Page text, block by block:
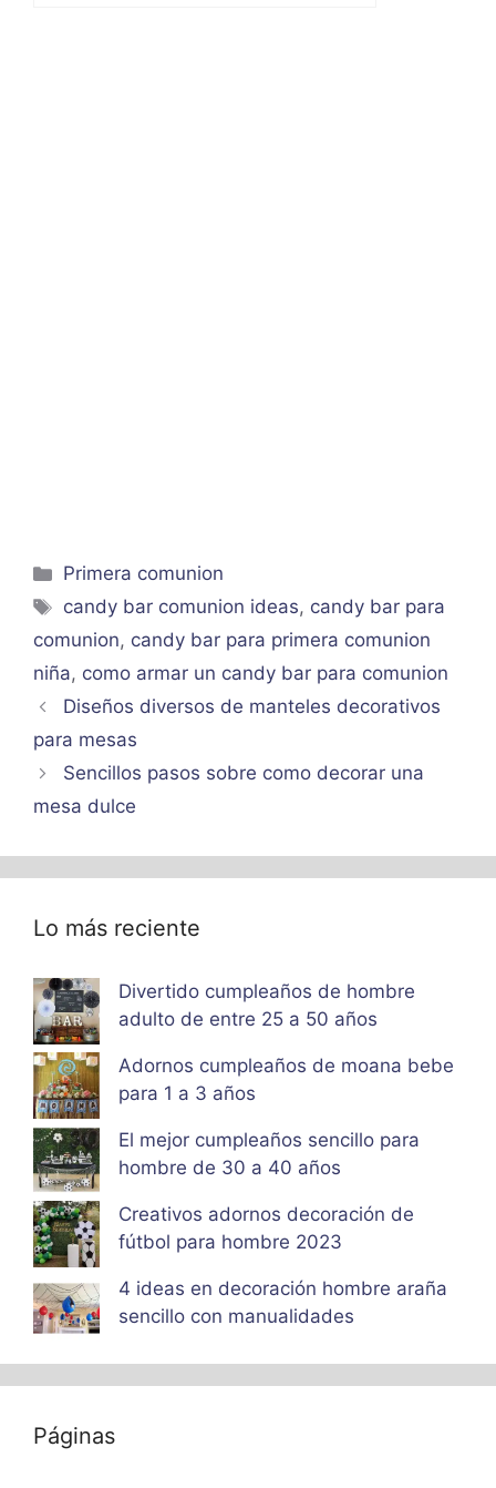
Categorías
Primera comunion
Etiquetas
candy bar comunion ideas, candy bar para
comunion, candy bar para primera comunion
niña, como armar un candy bar para comunion
Diseños diversos de manteles decorativos
para mesas
Sencillos pasos sobre como decorar una
mesa dulce
Lo más reciente
Divertido cumpleaños de hombre
adulto de entre 25 a 50 años
Adornos cumpleaños de moana bebe
para 1 a 3 años
El mejor cumpleaños sencillo para
hombre de 30 a 40 años
Creativos adornos decoración de
fútbol para hombre 2023
4 ideas en decoración hombre araña
sencillo con manualidades
Páginas